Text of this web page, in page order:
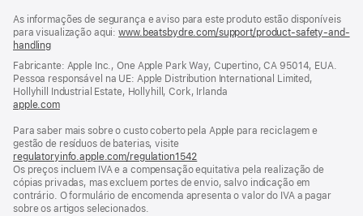
de
rodapé
As informações de segurança e aviso para este produto estão disponíveis
para visualização aqui:www.beatsbydre.com/support/product-safety-and-
handling
nova
janela)
Fabricante: Apple Inc., One Apple Park Way, Cupertino, CA 95014, EUA.
Pessoa responsável na UE: Apple Distribution International Limited,
Hollyhill Industrial Estate, Hollyhill, Cork, Irlanda
apple.com(abre
nova
janela)
Para saber mais sobre o custo coberto pela Apple para reciclagem e
gestão de resíduos de baterias, visite
regulatoryinfo.apple.com/regulation1542
numa
nova
janela)
Os preços incluem IVA e a compensação equitativa pela realização de
cópias privadas, mas excluem portes de envio, salvo indicação em
contrário. O formulário de encomenda apresenta o valor do IVA a pagar
sobre os artigos selecionados.